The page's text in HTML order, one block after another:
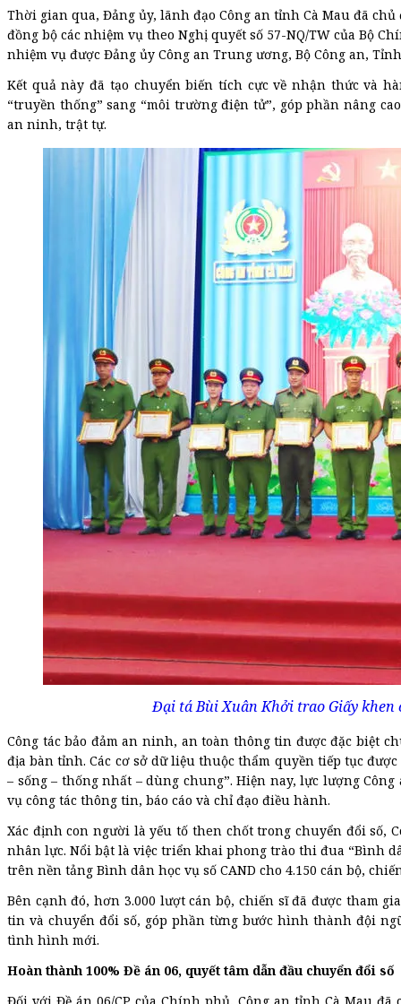
Thời gian qua, Đảng ủy, lãnh đạo Công an tỉnh Cà Mau đã
đồng bộ các nhiệm vụ theo Nghị quyết số 57-NQ/TW của Bộ
nhiệm vụ được Đảng ủy Công an Trung ương, Bộ Công an,
Kết quả này đã tạo chuyển biến tích cực về nhận thức và
“truyền thống” sang “môi trường điện tử”, góp phần nâng
an ninh, trật tự.
Đại tá Bùi Xuân Khởi trao Giấy khen
Công tác bảo đảm an ninh, an toàn thông tin được đặc biệt
địa bàn tỉnh. Các cơ sở dữ liệu thuộc thẩm quyền tiếp tục
– sống – thống nhất – dùng chung”. Hiện nay, lực lượng
vụ công tác thông tin, báo cáo và chỉ đạo điều hành.
Xác định con người là yếu tố then chốt trong chuyển đổi số,
nhân lực. Nổi bật là việc triển khai phong trào thi đua “Bình
trên nền tảng Bình dân học vụ số CAND cho 4.150 cán bộ,
Bên cạnh đó, hơn 3.000 lượt cán bộ, chiến sĩ đã được tham
tin và chuyển đổi số, góp phần từng bước hình thành đội
tình hình mới.
Hoàn thành 100% Đề án 06, quyết tâm dẫn đầu chuyển đổi số